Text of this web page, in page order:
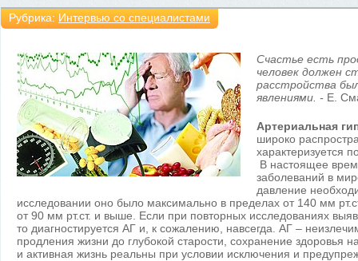
Рубрика: Интервью со специалистами
Счастье есть
человек должен
расстройства
явлениями. - Е.
Артериальная
широко
характеризуется
В настоящее
заболеваний в
давление
исследовании оно было максимально в пределах от 140 мм
от 90 мм рт.ст. и выше. Если при повторных исследованиях
то диагностируется АГ и, к сожалению, навсегда. АГ –
продления жизни до глубокой старости, сохранение здоровья
и активная жизнь реальны при условии исключения и